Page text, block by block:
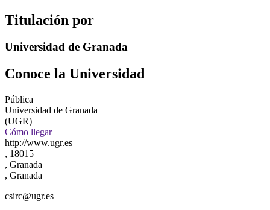
Titulación por
Universidad de Granada
Conoce la Universidad
Pública
Universidad de Granada
(UGR)
Cómo llegar
http://www.ugr.es
, 18015
, Granada
, Granada
csirc@ugr.es